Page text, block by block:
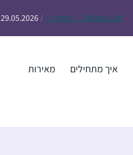
Today’s Daf – זבחים נ״ו /
29.05.2026
איך מתחילים מאירות